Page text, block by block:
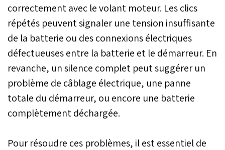
correctement avec le volant moteur. Les clics
répétés peuvent signaler une tension insuffisante
de la batterie ou des connexions électriques
défectueuses entre la batterie et le démarreur. En
revanche, un silence complet peut suggérer un
problème de câblage électrique, une panne
totale du démarreur, ou encore une batterie
complètement déchargée.
Pour résoudre ces problèmes, il est essentiel de